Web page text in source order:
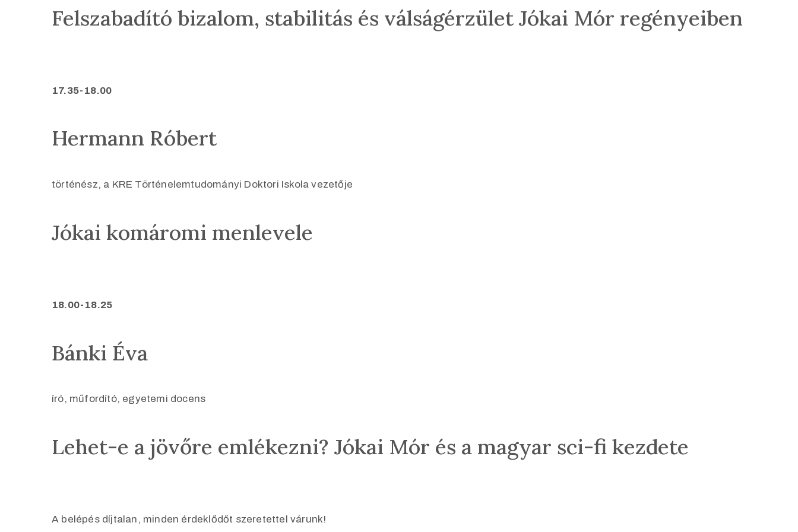
Felszabadító bizalom, stabilitás és válságérzület Jókai Mór regényeiben
17.35-18.00
Hermann Róbert
történész, a KRE Történelemtudományi Doktori Iskola vezetője
Jókai komáromi menlevele
18.00-18.25
Bánki Éva
író, műfordító, egyetemi docens
Lehet-e a jövőre emlékezni? Jókai Mór és a magyar sci-fi kezdete
A belépés díjtalan, minden érdeklődőt szeretettel várunk!